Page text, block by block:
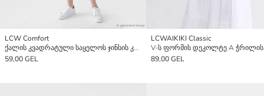
LCW Comfort
ქალის კვადრატული საყელოს ჯინსის კომბინიზონი
59,00 GEL
LCWAIKIKI Classic
89,00 GEL